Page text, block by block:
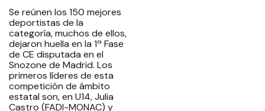
Se reúnen los 150 mejores
deportistas de la
categoría, muchos de ellos,
dejaron huella en la 1ª Fase
de CE disputada en el
Snozone de Madrid. Los
primeros líderes de esta
competición de ámbito
estatal son, en U14, Julia
Castro (FADI-MONAC) y